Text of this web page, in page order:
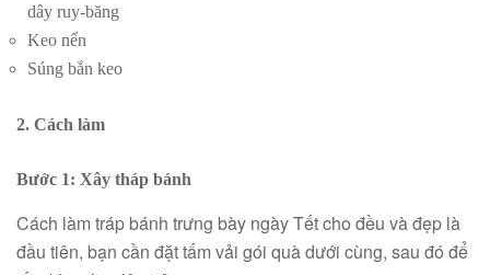
dây ruy-băng
Keo nến
Súng bắn keo
2. Cách làm
Bước 1: Xây tháp bánh
Cách làm tráp bánh trưng bày ngày Tết cho đều và đẹp là
đầu tiên, bạn cần đặt tấm vải gói quà dưới cùng, sau đó để